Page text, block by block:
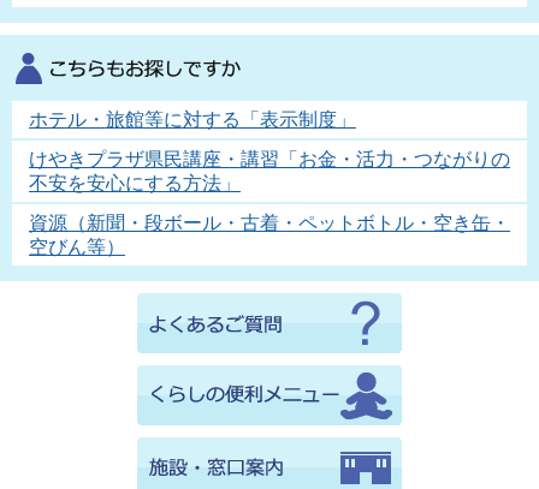
ホテル・旅館等に対する「表示制度」
けやきプラザ県民講座・講習「お金・活力・つながりの
不安を安心にする方法」
資源（新聞・段ボール・古着・ペットボトル・空き缶・
空びん等）